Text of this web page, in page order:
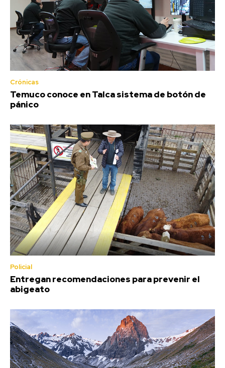
Crónicas
Temuco conoce en Talca sistema de botón de
pánico
Policial
Entregan recomendaciones para prevenir el
abigeato